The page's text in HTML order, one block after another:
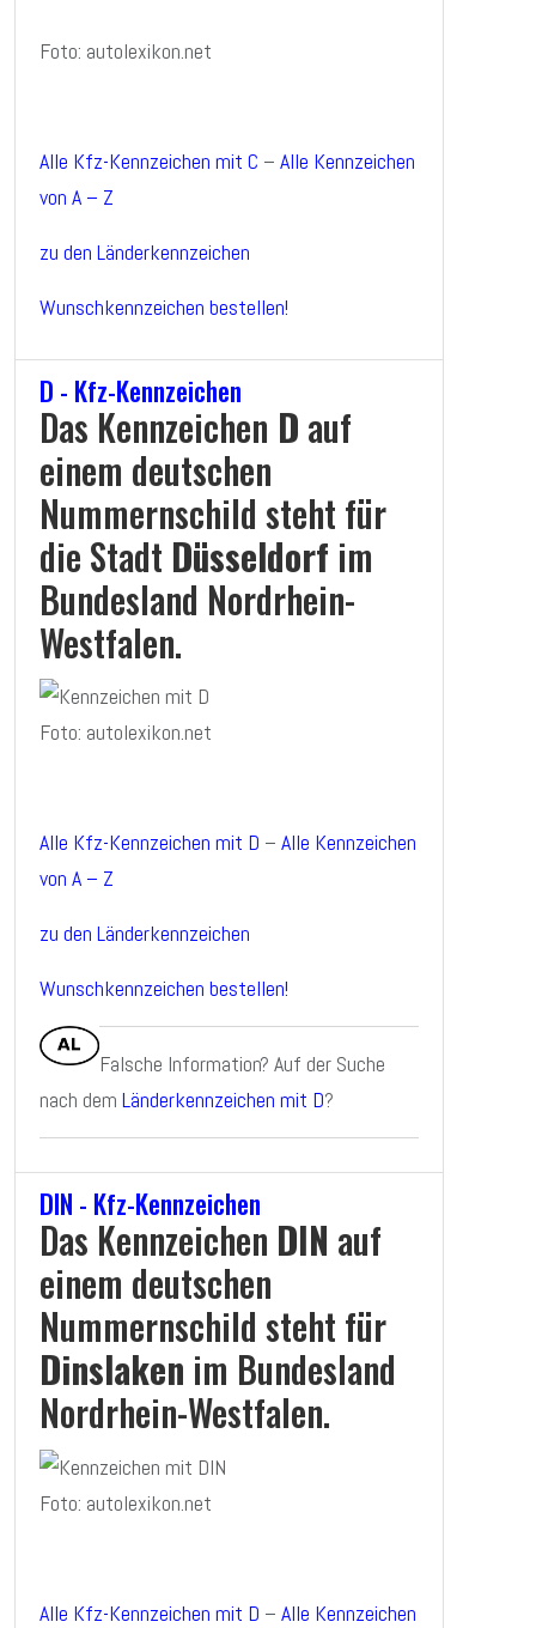
Foto: autolexikon.net
Alle Kfz-Kennzeichen mit C – Alle Kennzeichen
von A – Z
zu den Länderkennzeichen
Wunschkennzeichen bestellen!
D - Kfz-Kennzeichen
Das Kennzeichen D auf
einem deutschen
Nummernschild steht für
die Stadt Düsseldorf im
Bundesland Nordrhein-
Westfalen.
Foto: autolexikon.net
Alle Kfz-Kennzeichen mit D – Alle Kennzeichen
von A – Z
zu den Länderkennzeichen
Wunschkennzeichen bestellen!
Falsche Information? Auf der Suche
nach dem Länderkennzeichen mit D?
DIN - Kfz-Kennzeichen
Das Kennzeichen DIN auf
einem deutschen
Nummernschild steht für
Dinslaken im Bundesland
Nordrhein-Westfalen.
Foto: autolexikon.net
Alle Kfz-Kennzeichen mit D – Alle Kennzeichen